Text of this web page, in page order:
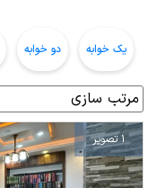
یک خوابه دو خوابه
1 تصویر